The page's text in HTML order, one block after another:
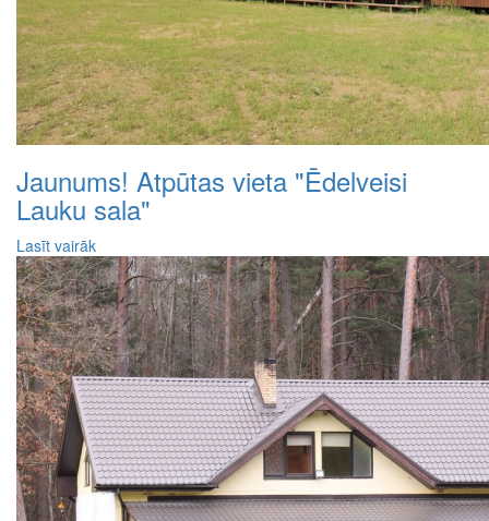
Jaunums! Atpūtas vieta "Ēdelveisi
Lauku sala"
Lasīt vairāk